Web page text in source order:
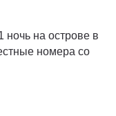
ночь на острове в
номера со